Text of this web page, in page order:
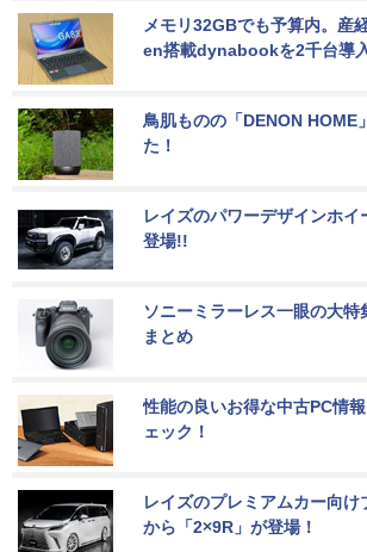
メモリ32GBでも予算内。産
en搭載dynabookを2千台導
鳥肌ものの「DENON HOME
た！
レイズのパワーデザインホ
登場!!
ソニーミラーレス一眼の大特
まとめ
性能の良いお得な中古PC情
ェック！
レイズのプレミアムカー向
から「2×9R」が登場！